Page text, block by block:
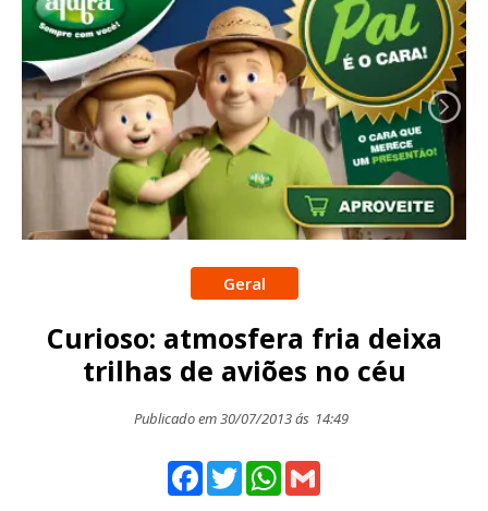
Geral
Curioso: atmosfera fria deixa
trilhas de aviões no céu
Publicado em 30/07/2013 ás 14:49
Facebook
TwitterWhatsApp